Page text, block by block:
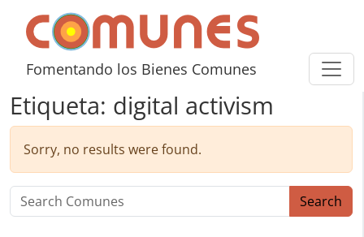
Skip to content
Comunes
Fomentando los Bienes Comunes
Etiqueta: digital activism
Sorry, no results were found.
Search for: Search